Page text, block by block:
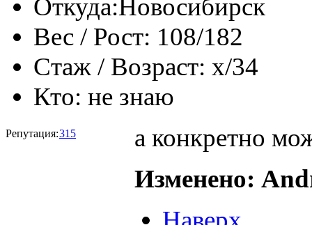
Откуда:Новосибирск
Вес / Рост: 108/182
Стаж / Возраст: x/34
Кто: не знаю
Репутация:315
а конкретно
Изменено: